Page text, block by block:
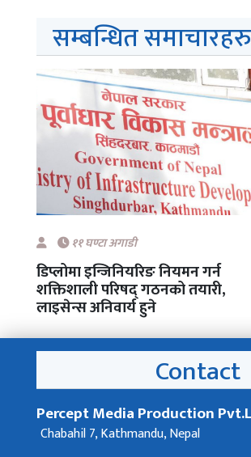
सम्बन्धित समाचारहरु
११ घण्टा अगाडी
डिप्लोमा इन्जिनियरिङ नियमन गर्न
शक्तिशाली परिषद् गठनको तयारी,
लाइसेन्स अनिवार्य हुने
Contact
Percept Media Production
Chabahil 7, Kathmandu, Nepal